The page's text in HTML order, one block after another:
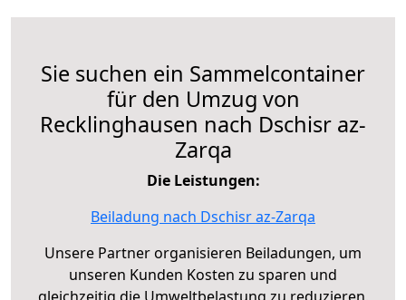
Sie suchen ein Sammelcontainer
für den Umzug von
Recklinghausen nach Dschisr az-
Zarqa
Die Leistungen:
Beiladung nach Dschisr az-Zarqa
Unsere Partner organisieren Beiladungen, um
unseren Kunden Kosten zu sparen und